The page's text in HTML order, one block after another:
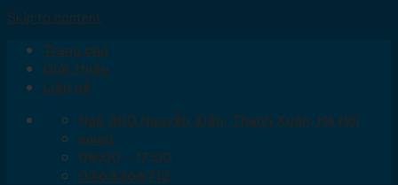
Skip to content
Trang chủ
Giới thiệu
Liên hệ
Ngõ 300 Nguyễn Xiển, Thanh Xuân, Hà Nội
email
08:00 - 17:00
0363366712